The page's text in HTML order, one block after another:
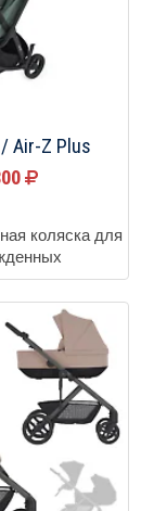
Air-Z Plus
коляска для